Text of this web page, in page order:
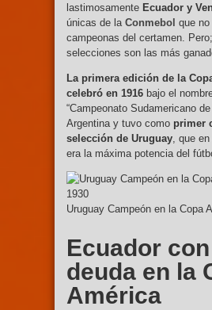
lastimosamente Ecuador y
únicas de la Conmebol que
campeonas del certamen.
selecciones son las más
La primera edición de la
celebró en 1916 bajo el
“Campeonato Sudamericano
Argentina y tuvo como primer
selección de Uruguay, que
era la máxima potencia del
Uruguay Campeón en la Copa
Ecuador
deuda en la
América